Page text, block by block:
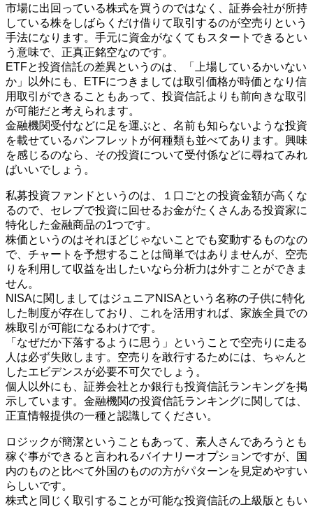
市場に出回っている株式を買うのではなく、証券会社が所持
している株をしばらくだけ借りて取引するのが空売りという
手法になります。手元に資金がなくてもスタートできるとい
う意味で、正真正銘空なのです。
ETFと投資信託の差異というのは、「上場しているかいない
か」以外にも、ETFにつきましては取引価格が時価となり信
用取引ができることもあって、投資信託よりも前向きな取引
が可能だと考えられます。
金融機関受付などに足を運ぶと、名前も知らないような投資
を載せているパンフレットが何種類も並べてあります。興味
を感じるのなら、その投資について受付係などに尋ねてみれ
ばいいでしょう。
私募投資ファンドというのは、１口ごとの投資金額が高くな
るので、セレブで投資に回せるお金がたくさんある投資家に
特化した金融商品の1つです。
株価というのはそれほどじゃないことでも変動するものなの
で、チャートを予想することは簡単ではありませんが、空売
りを利用して収益を出したいなら分析力は外すことができま
せん。
NISAに関しましてはジュニアNISAという名称の子供に特化
した制度が存在しており、これを活用すれば、家族全員での
株取引が可能になるわけです。
「なぜだか下落するように思う」ということで空売りに走る
人は必ず失敗します。空売りを敢行するためには、ちゃんと
したエビデンスが必要不可欠でしょう。
個人以外にも、証券会社とか銀行も投資信託ランキングを掲
示しています。金融機関の投資信託ランキングに関しては、
正直情報提供の一種と認識してください。
ロジックが簡潔ということもあって、素人さんであろうとも
稼ぐ事ができると言われるバイナリーオプションですが、国
内のものと比べて外国のものの方がパターンを見定めやすい
らしいです。
株式と同じく取引することが可能な投資信託の上級版ともい